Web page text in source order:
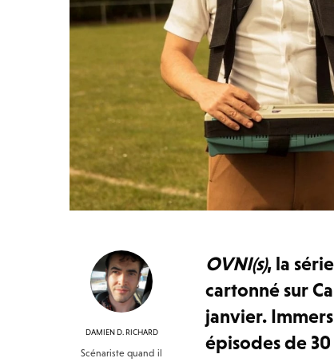
DAMIEN D. RICHARD
Scénariste quand il
OVNI(s), la
cartonné sur
janvier.
épisodes de